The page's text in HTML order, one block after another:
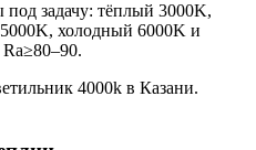
задачу: тёплый 3000K,
холодный 6000K и
4000k в Казани.